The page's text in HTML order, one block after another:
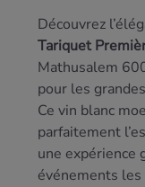
Découvrez
Tariquet
Mathusalem
pour les
Ce vin blanc
parfaitement
une expérience
événements